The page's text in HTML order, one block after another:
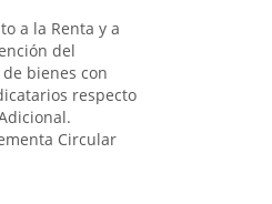
a la Renta y a
del
bienes con
respecto
Circular